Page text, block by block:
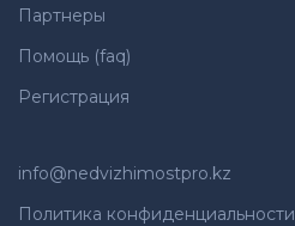
Партнеры
Помощь (faq)
Регистрация
info@nedvizhimostpro.kz
Политика конфиденциальности